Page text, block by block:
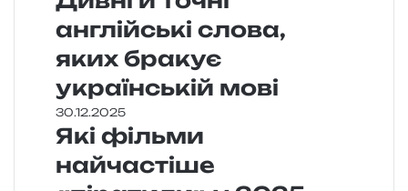
англійські слова,
яких бракує
українській мові
30.12.2025
Які фільми
найчастіше